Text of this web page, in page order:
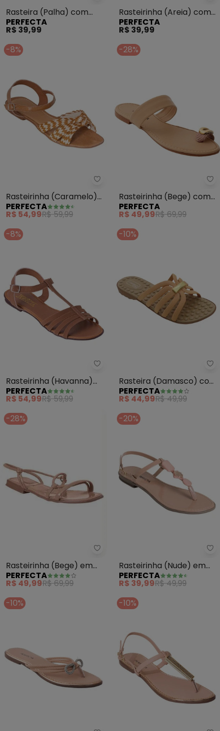
Rasteira (Palha) com
Adereço Dourado
PERFECTA
R$ 39,99
Rasteirinha (Areia) com
Solado Flexível
PERFECTA
R$ 39,99
-8%
Perfecta - Rasteirinha
Rasteirinha (Caramelo)
com Detalhe de
Amarração
PERFECTA
R$ 54,99R$ 59,99
-28%
Rasteirinha (Bege) com
Elástico
PERFECTA
R$ 49,99R$ 69,99
-8%
Perfecta - Rasteirinha
Rasteirinha (Havanna)
em Sintético
PERFECTA
R$ 54,99R$ 59,99
-10%
Rasteira (Damasco) com
Palmilha Confort
PERFECTA
R$ 44,99R$ 49,99
-28%
Perfecta - Rasteirinha (Bege)
Rasteirinha (Bege) em
Sintético Verniz
PERFECTA
R$ 49,99R$ 69,99
-20%
Rasteirinha (Nude) em
Sintético
PERFECTA
R$ 39,99R$ 49,99
-10%
-10%